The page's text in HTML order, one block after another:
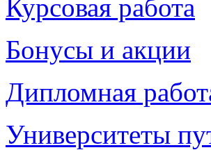
Курсовая работа
Бонусы и акции
Дипломная
Университеты